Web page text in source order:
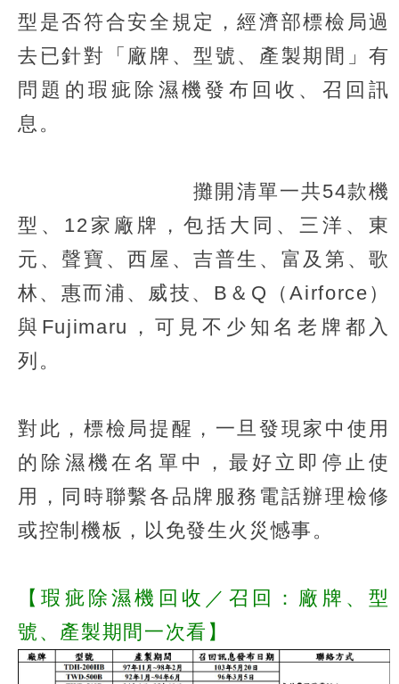
型是否符合安全規定，經濟部標檢局過
去已針對「廠牌、型號、產製期間」有
問題的瑕疵除濕機發布回收、召回訊
息。
攤開清單一共54款機
型、12家廠牌，包括大同、三洋、東
元、聲寶、西屋、吉普生、富及第、歌
林、惠而浦、威技、B＆Q（Airforce）
與Fujimaru，可見不少知名老牌都入
列。
對此，標檢局提醒，一旦發現家中使用
的除濕機在名單中，最好立即停止使
用，同時聯繫各品牌服務電話辦理檢修
或控制機板，以免發生火災憾事。
【瑕疵除濕機回收／召回：廠牌、型
號、產製期間一次看】